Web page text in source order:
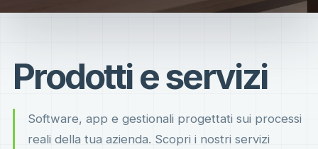
Prodotti e servizi
Software, app e gestionali progettati sui processi
reali della tua azienda. Scopri i nostri servizi